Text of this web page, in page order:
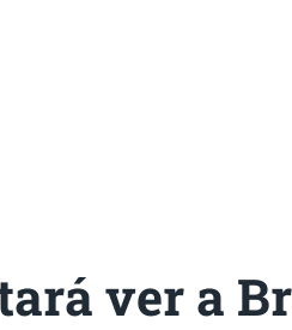
ver a